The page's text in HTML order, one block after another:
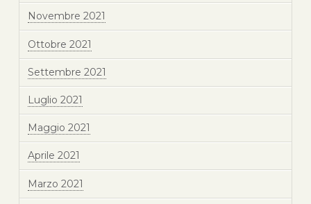
Novembre 2021
Ottobre 2021
Settembre 2021
Luglio 2021
Maggio 2021
Aprile 2021
Marzo 2021